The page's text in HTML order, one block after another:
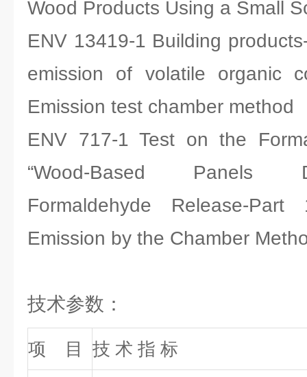
Wood Products Using a Small
ENV 13419-1 Building
emission of volatile organic
Emission test chamber method
ENV 717-1 Test on the
“Wood-Based Panels
Formaldehyde Release-
Emission by the Chamber
技术参数：
项 目 技 术 指 标